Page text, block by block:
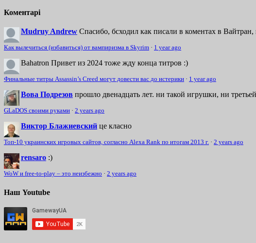
Коментарі
Mudruy Andrew Спасибо, бсходил как писали в коментах в Вайтран,
Как вылечиться (избавиться) от вампиризма в Skyrim · 1 year ago
Bahatron Привет из 2024 тоже жду конца титров :)
Финальные титры Assassin’s Creed могут довести вас до истерики · 1 year ago
Вова Подрезов прошло двенадцать лет. ни такой игрушки, ни третьей
GLaDOS своими руками · 2 years ago
Виктор Блажиевский це класно
Топ-10 украинских игровых сайтов, согласно Alexa Rank по итогам 2013 г. · 2 years ago
rensaro :)
WoW и free-to-play – это неизбежно · 2 years ago
Наш Youtube